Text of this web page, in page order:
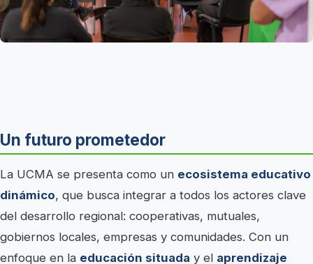
Un futuro prometedor
La UCMA se presenta como un ecosistema educativo
dinámico, que busca integrar a todos los actores clave
del desarrollo regional: cooperativas, mutuales,
gobiernos locales, empresas y comunidades. Con un
enfoque en la educación situada y el aprendizaje